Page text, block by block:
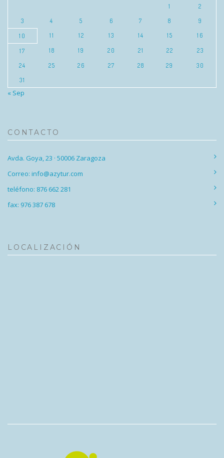
1
2
3
4 5 6 7 8
9
10
11 12 13 14 15 16
17 18 19 20 21 22
23
24
25 26 27 28 29
30
31
« Sep
CONTACTO
Avda. Goya, 23 · 50006 Zaragoza
Correo: info@azytur.com
teléfono: 876 662 281
fax: 976 387 678
LOCALIZACIÓN